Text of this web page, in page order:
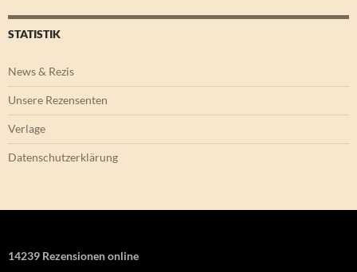
STATISTIK
News & Rezis
Unsere Rezensenten
Verlage
Datenschutzerklärung
14239 Rezensionen online